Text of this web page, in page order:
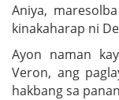
Aniya,
kinakaharap ni
Ayon naman
Veron, ang
hakbang sa